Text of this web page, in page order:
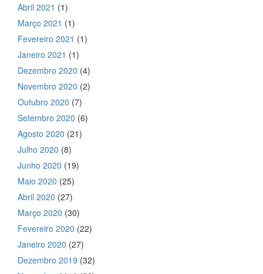
Abril 2021 (1)
Março 2021 (1)
Fevereiro 2021 (1)
Janeiro 2021 (1)
Dezembro 2020 (4)
Novembro 2020 (2)
Outubro 2020 (7)
Setembro 2020 (6)
Agosto 2020 (21)
Julho 2020 (8)
Junho 2020 (19)
Maio 2020 (25)
Abril 2020 (27)
Março 2020 (30)
Fevereiro 2020 (22)
Janeiro 2020 (27)
Dezembro 2019 (32)